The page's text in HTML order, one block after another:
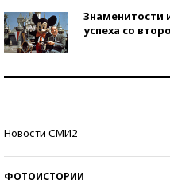
Знаменитости
успеха со
Новости СМИ2
ФОТОИСТОРИИ